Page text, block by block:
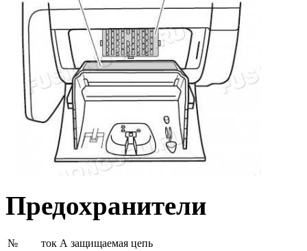
Предохранители
№ ток А защищаемая цепь